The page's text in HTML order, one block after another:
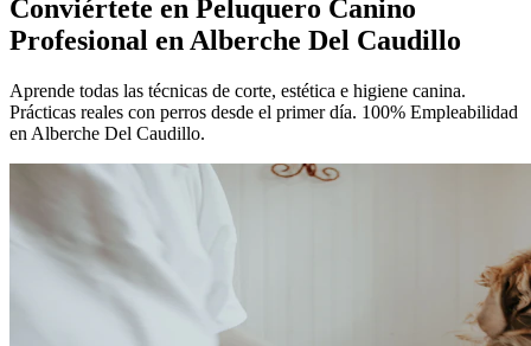
Conviértete en Peluquero Canino
Profesional en Alberche Del Caudillo
Aprende todas las técnicas de corte, estética e higiene canina.
Prácticas reales con perros desde el primer día. 100% Empleabilidad
en Alberche Del Caudillo.